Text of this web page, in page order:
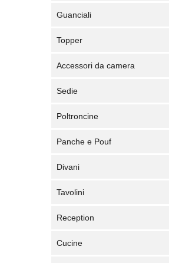
Guanciali
Topper
Accessori da camera
Sedie
Poltroncine
Panche e Pouf
Divani
Tavolini
Reception
Cucine